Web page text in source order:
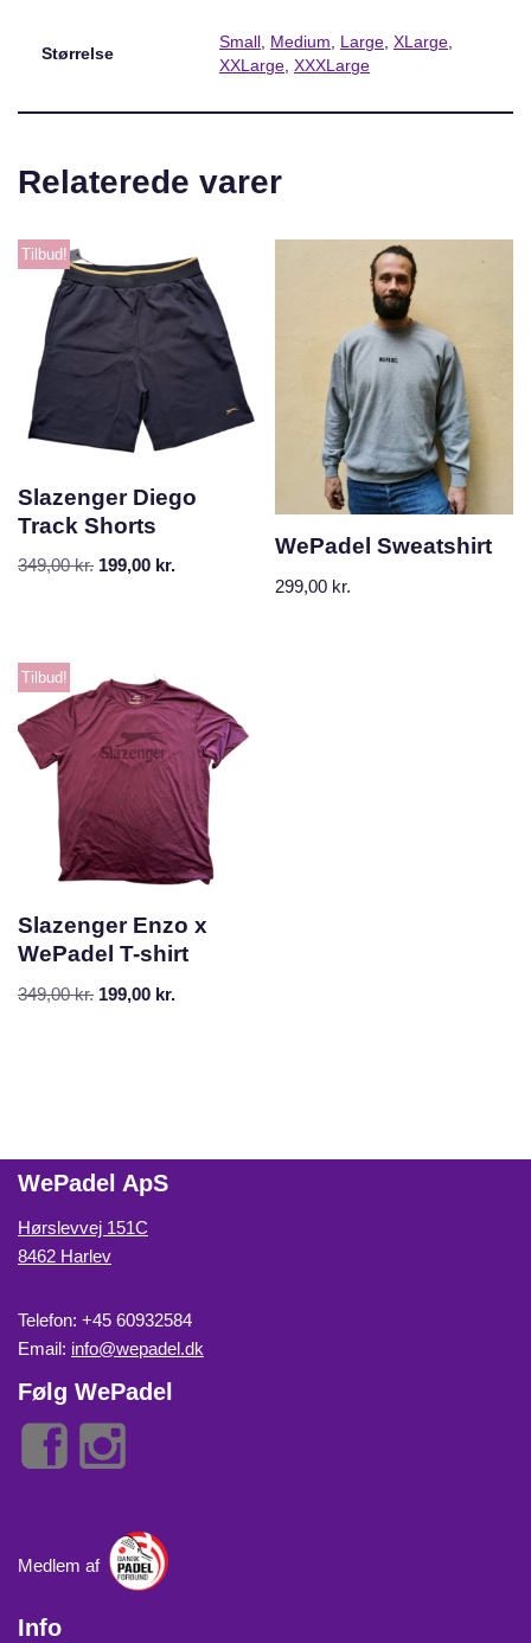
Størrelse
Small , Medium, Large, XLarge,
XXLarge, XXXLarge
Relaterede varer
Tilbud!
Slazenger Diego
Track Shorts
349,00kr. 199,00 kr.
WePadel Sweatshirt
299,00 kr.
Tilbud!
Slazenger Enzo x
WePadel T-shirt
349,00kr. 199,00 kr.
WePadel ApS
Hørslevvej 151C
8462 Harlev
Telefon: +45 60932584
Email: info@wepadel.dk
Følg WePadel
Medlem af
Info